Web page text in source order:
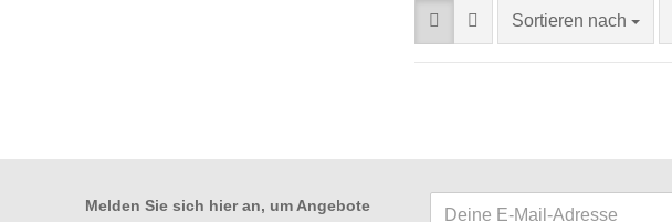
Sortieren nach
Melden Sie sich hier an, um Angebote